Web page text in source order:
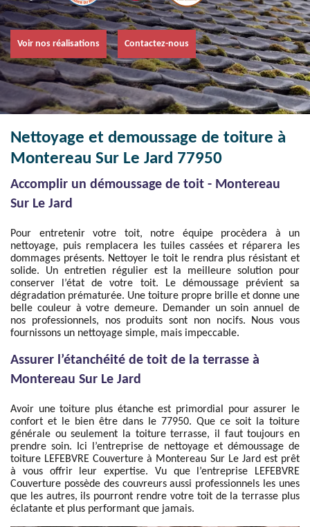
Voir nos réalisations Contactez-nous
Nettoyage et demoussage de toiture à
Montereau Sur Le Jard 77950
Accomplir un démoussage de toit - Montereau
Sur Le Jard
Pour entretenir votre toit, notre équipe procèdera à un
nettoyage, puis remplacera les tuiles cassées et réparera les
dommages présents. Nettoyer le toit le rendra plus résistant et
solide. Un entretien régulier est la meilleure solution pour
conserver l’état de votre toit. Le démoussage prévient sa
dégradation prématurée. Une toiture propre brille et donne une
belle couleur à votre demeure. Demander un soin annuel de
nos professionnels, nos produits sont non nocifs. Nous vous
fournissons un nettoyage simple, mais impeccable.
Assurer l’étanchéité de toit de la terrasse à
Montereau Sur Le Jard
Avoir une toiture plus étanche est primordial pour assurer le
confort et le bien être dans le 77950. Que ce soit la toiture
générale ou seulement la toiture terrasse, il faut toujours en
prendre soin. Ici l’entreprise de nettoyage et démoussage de
toiture LEFEBVRE Couverture à Montereau Sur Le Jard est prêt
à vous offrir leur expertise. Vu que l’entreprise LEFEBVRE
Couverture possède des couvreurs aussi professionnels les unes
que les autres, ils pourront rendre votre toit de la terrasse plus
éclatante et plus performant que jamais.